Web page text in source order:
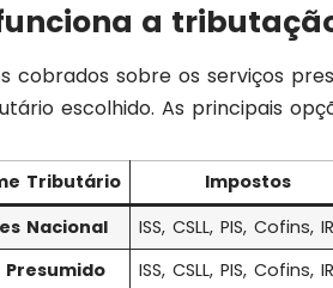
a
cobrados sobre os serviços
escolhido. As principais
Tributário Impostos
Nacional
ISS, CSLL, PIS, Cofins,
Presumido
ISS, CSLL, PIS, Cofins,